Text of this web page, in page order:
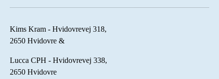
Kims Kram - Hvidovrevej 318,
2650 Hvidovre &
Lucca CPH - Hvidovrevej 338,
2650 Hvidovre